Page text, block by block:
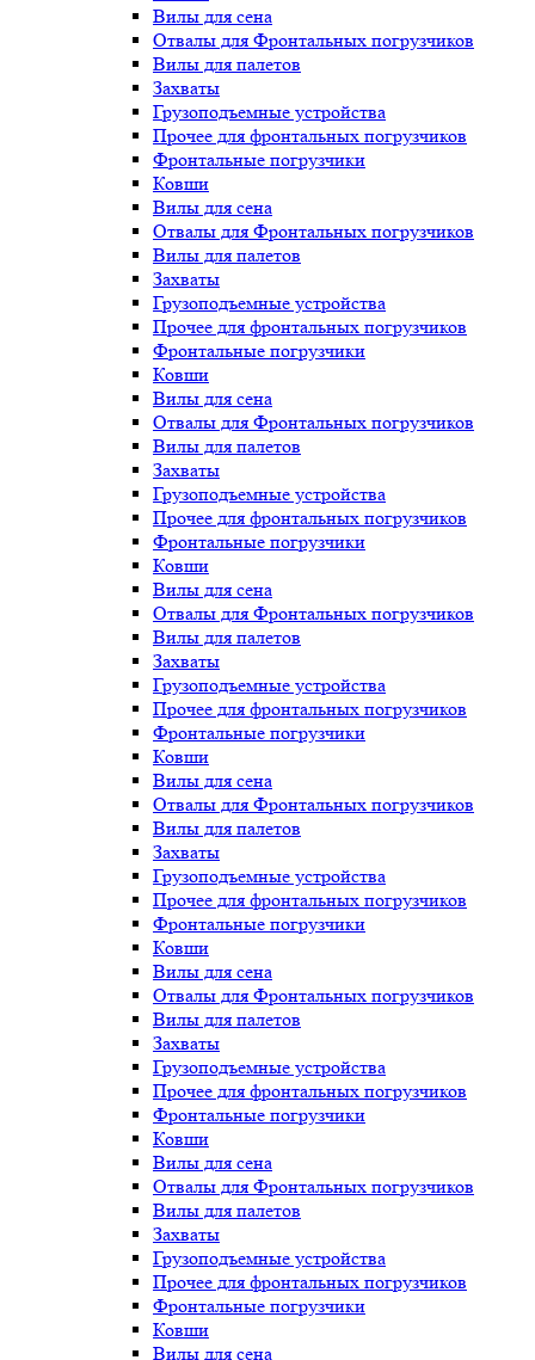
Вилы для сена
Отвалы для Фронтальных погрузчиков
Вилы для палетов
Захваты
Грузоподъемные устройства
Прочее для фронтальных погрузчиков
Фронтальные погрузчики
Ковши
Вилы для сена
Отвалы для Фронтальных погрузчиков
Вилы для палетов
Захваты
Грузоподъемные устройства
Прочее для фронтальных погрузчиков
Фронтальные погрузчики
Ковши
Вилы для сена
Отвалы для Фронтальных погрузчиков
Вилы для палетов
Захваты
Грузоподъемные устройства
Прочее для фронтальных погрузчиков
Фронтальные погрузчики
Ковши
Вилы для сена
Отвалы для Фронтальных погрузчиков
Вилы для палетов
Захваты
Грузоподъемные устройства
Прочее для фронтальных погрузчиков
Фронтальные погрузчики
Ковши
Вилы для сена
Отвалы для Фронтальных погрузчиков
Вилы для палетов
Захваты
Грузоподъемные устройства
Прочее для фронтальных погрузчиков
Фронтальные погрузчики
Ковши
Вилы для сена
Отвалы для Фронтальных погрузчиков
Вилы для палетов
Захваты
Грузоподъемные устройства
Прочее для фронтальных погрузчиков
Фронтальные погрузчики
Ковши
Вилы для сена
Отвалы для Фронтальных погрузчиков
Вилы для палетов
Захваты
Грузоподъемные устройства
Прочее для фронтальных погрузчиков
Фронтальные погрузчики
Ковши
Вилы для сена